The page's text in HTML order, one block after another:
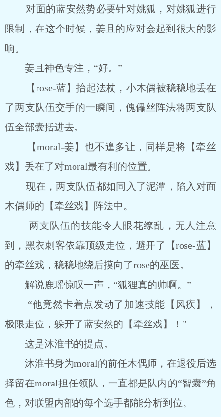
对面的蓝安然势必要针对姚狐，对姚狐进行
限制，在这个时候，姜且的应对会起到很大的影
响。
姜且神色专注，“好。”
【rose-蓝】抬起法杖，小木偶被稳稳地丢在
了两支队伍交手的一瞬间，傀儡丝阵法将两支队
伍全部囊括进去。
【moral-姜】也不遑多让，同样是将【牵丝
戏】丢在了对moral最有利的位置。
现在，两支队伍都如同入了泥潭，陷入对面
木偶师的【牵丝戏】阵法中。
两支队伍的技能令人眼花缭乱，无人注意
到，黑衣刺客依靠顶级走位，避开了【rose-蓝】
的牵丝戏，稳稳地绕后摸向了rose的巫医。
解说鹿瑶惊叹一声，“狐狸真的帅啊。”
“他竟然卡着点发动了加速技能【风疾】，
极限走位，躲开了蓝安然的【牵丝戏】！”
这是沐淮书的提点。
沐淮书身为moral的前任木偶师，在退役后选
择留在moral担任领队，一直都是队内的“智囊”角
色，对联盟内部的每个选手都能分析到位。